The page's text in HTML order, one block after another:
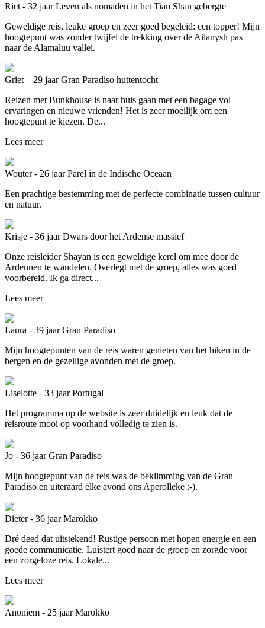
Riet - 32 jaarLeven als nomaden in het Tian Shan gebergte
Geweldige reis, leuke groep en zeer goed begeleid: een topper! Mijn
hoogtepunt was zonder twijfel de trekking over de Ailanysh pas
naar de Alamaluu vallei.
Griet – 29 jaarGran Paradiso huttentocht
Reizen met Bunkhouse is naar huis gaan met een bagage vol
ervaringen en nieuwe vrienden! Het is zeer moeilijk om een
hoogtepunt te kiezen. De...
Lees meer
Wouter - 26 jaarParel in de Indische Oceaan
Een prachtige bestemming met de perfecte combinatie tussen cultuur
en natuur.
Krisje - 36 jaarDwars door het Ardense massief
Onze reisleider Shayan is een geweldige kerel om mee door de
Ardennen te wandelen. Overlegt met de groep, alles was goed
voorbereid. Ik ga direct...
Lees meer
Laura - 39 jaarGran Paradiso
Mijn hoogtepunten van de reis waren genieten van het hiken in de
bergen en de gezellige avonden met de groep.
Liselotte - 33 jaarPortugal
Het programma op de website is zeer duidelijk en leuk dat de
reisroute mooi op voorhand volledig te zien is.
Jo - 36 jaarGran Paradiso
Mijn hoogtepunt van de reis was de beklimming van de Gran
Paradiso en uiteraard élke avond ons Aperolleke ;-).
Dieter - 36 jaarMarokko
Dré deed dat uitstekend! Rustige persoon met hopen energie en een
goede communicatie. Luistert goed naar de groep en zorgde voor
een zorgeloze reis. Lokale...
Lees meer
Anoniem - 25 jaarMarokko